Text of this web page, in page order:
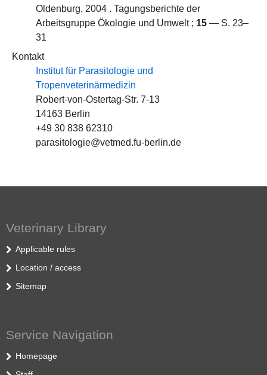
Oldenburg, 2004 . Tagungsberichte der
Arbeitsgruppe Ökologie und Umwelt ; 15 — S. 23–
31
Kontakt
Institut für Parasitologie und
Tropenveterinärmedizin
Robert-von-Ostertag-Str. 7-13
14163 Berlin
+49 30 838 62310
parasitologie@vetmed.fu-berlin.de
Veterinary Library
Applicable rules
Location / access
Sitemap
Service Navigation
Homepage